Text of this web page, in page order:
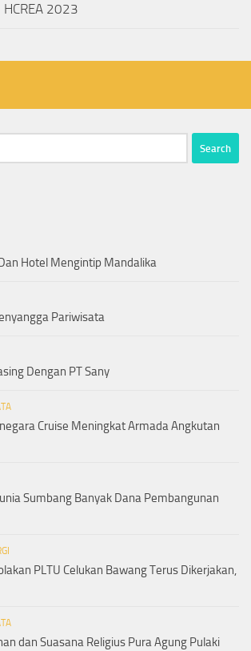
2023
Hotel Mengintip Mandalika
Pariwisata
Dengan PT Sany
Cruise Meningkat Armada Angkutan
Sumbang Banyak Dana Pembangunan
PLTU Celukan Bawang Terus Dikerjakan,
dan Suasana Religius Pura Agung Pulaki